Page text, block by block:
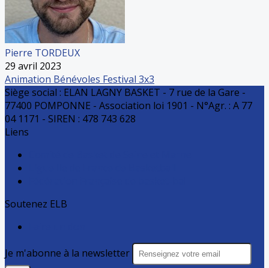
Pierre TORDEUX
29 avril 2023
Animation Bénévoles Festival 3x3
Siège social : ELAN LAGNY BASKET - 7 rue de la Gare -
77400 POMPONNE - Association loi 1901 - N°Agr. : A 77
04 1171 - SIREN : 478 743 628
Liens
Soutenez ELB
Je m'abonne à la newsletter